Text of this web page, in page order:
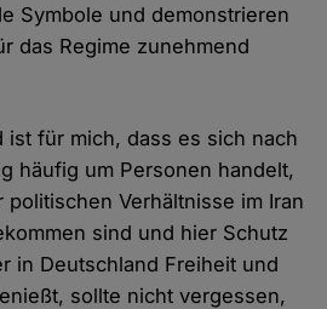
Symbole und demonstrieren
das Regime zunehmend
ist für mich, dass es sich nach
häufig um Personen handelt,
Verhältnisse im Iran
sind und hier Schutz
in Deutschland Freiheit und
sollte nicht vergessen,